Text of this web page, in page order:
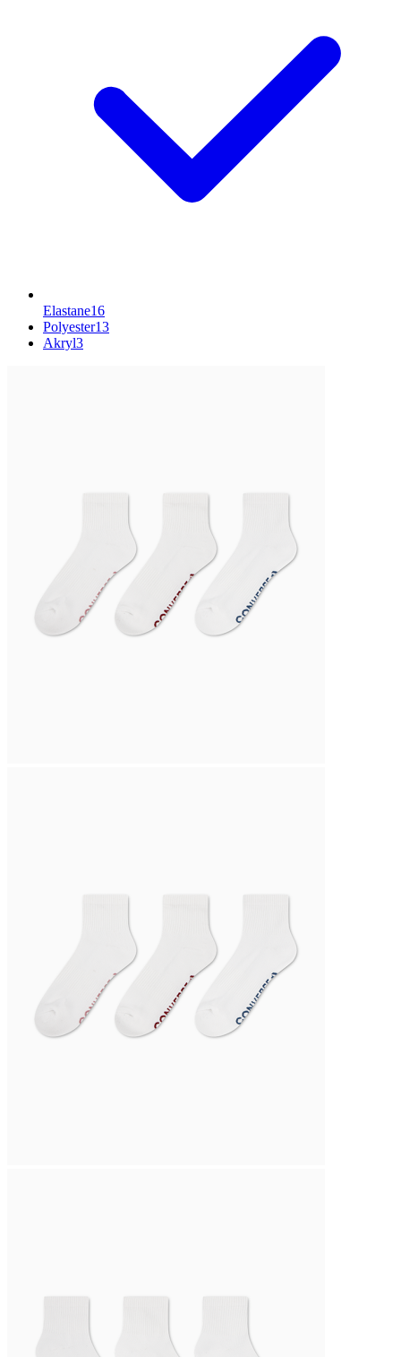
Elastane16
Polyester13
Akryl3